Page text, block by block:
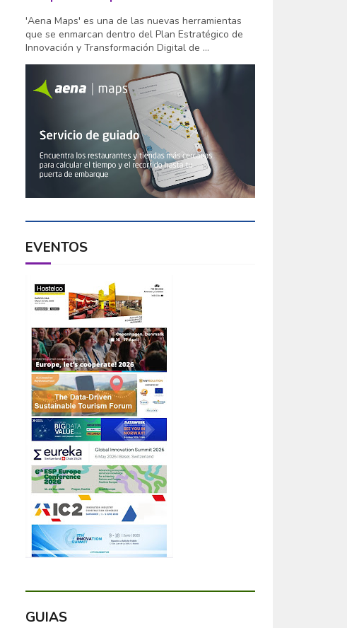
'Aena Maps' es una de las nuevas herramientas
que se enmarcan dentro del Plan Estratégico de
Innovación y Transformación Digital de ...
EVENTOS
GUÍAS